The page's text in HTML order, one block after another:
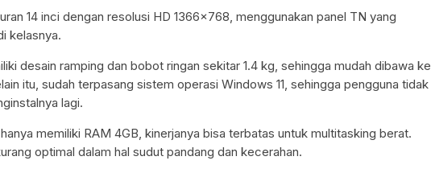
14 inci dengan resolusi HD 1366×768, menggunakan panel TN yang
kelasnya.
desain ramping dan bobot ringan sekitar 1.4 kg, sehingga mudah dibawa ke
itu, sudah terpasang sistem operasi Windows 11, sehingga pengguna tidak
lagi.
memiliki RAM 4GB, kinerjanya bisa terbatas untuk multitasking berat.
optimal dalam hal sudut pandang dan kecerahan.